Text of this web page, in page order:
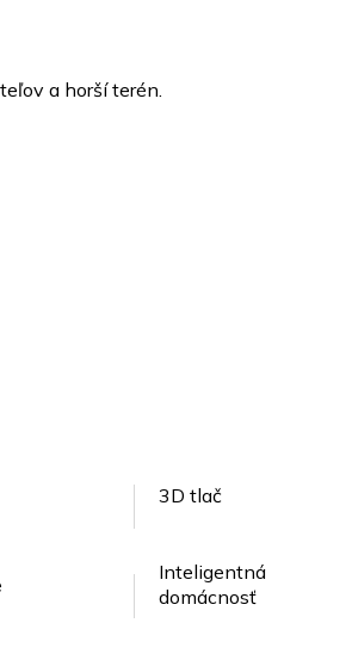
a horší terén.
3D tlač
Inteligentná
domácnosť